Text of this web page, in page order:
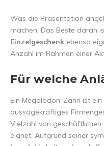
Was die Präsentation
machen. Das Beste daran
Einzelgeschenk ebenso
Anzahl im Rahmen einer
Für welche
Ein Megalodon-Zahn ist
aussagekräftiges
Vielzahl von geschäftlichen
eignet. Aufgrund seiner